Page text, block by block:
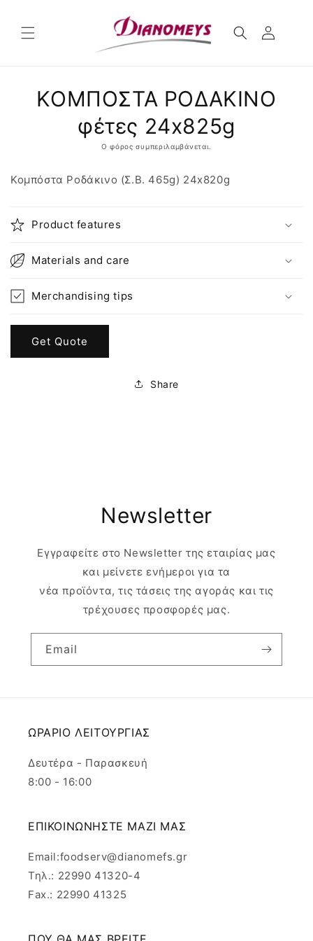
περιεχόμενο
πληροφορίες
ΚΟΜΠΟΣΤΑ ΡΟΔΑΚΙΝΟ
φέτες 24x825g
Ο φόρος συμπεριλαμβάνεται.
Κομπόστα Ροδάκινο (Σ.Β. 465g) 24x820g
Product features
Materials and care
Merchandising tips
Get Quote
Share
Newsletter
Εγγραφείτε στο Newsletter της εταιρίας μας
και μείνετε ενήμεροι για τα
νέα προϊόντα, τις τάσεις της αγοράς και τις
τρέχουσες προσφορές μας.
Email
ΩΡΑΡΙΟ ΛΕΙΤΟΥΡΓΙΑΣ
Δευτέρα - Παρασκευή
8:00 - 16:00
ΕΠΙΚΟΙΝΩΝΗΣΤΕ ΜΑΖΙ ΜΑΣ
Email:foodserv@dianomefs.gr
Τηλ.: 22990 41320-4
Fax.: 22990 41325